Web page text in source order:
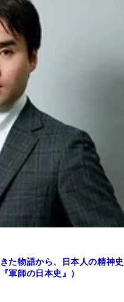
た物語から、日本人の精神史
軍師の日本史』）